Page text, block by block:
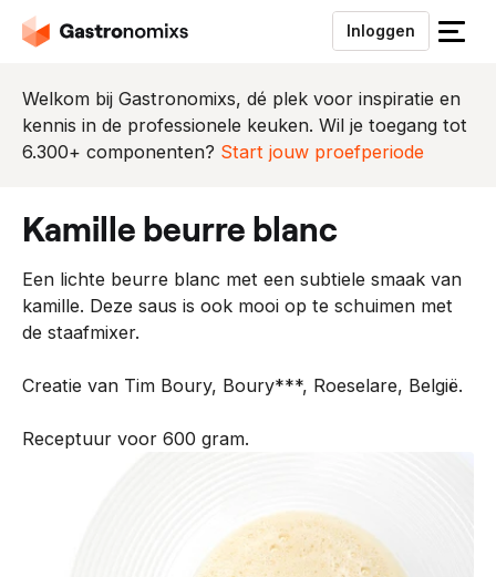
Inloggen
S
u
i
e
n
Welkom bij Gastronomixs, dé plek voor inspiratie en
kennis in de professionele keuken. Wil je toegang tot
6.300+ componenten? Start jouw proefperiode
kamille beurre blanc
Een lichte beurre blanc met een subtiele smaak van
kamille. Deze saus is ook mooi op te schuimen met
de staafmixer.
Creatie van Tim Boury, Boury***, Roeselare, België.
Receptuur voor 600 gram.